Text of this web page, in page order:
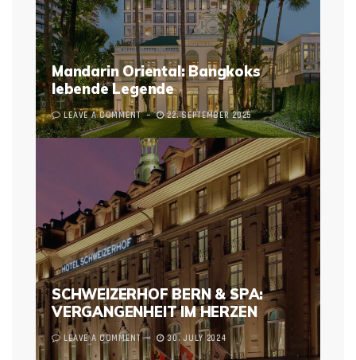
Mandarin Oriental: Bangkoks
lebende Legende
LEAVE A COMMENT 22. SEPTEMBER 2025
SCHWEIZERHOF BERN & SPA:
VERGANGENHEIT IM HERZEN
LEAVE A COMMENT 30. JULY 2024